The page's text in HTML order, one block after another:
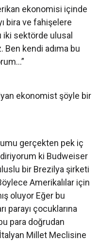
ekonomisi içinde
bira ve fahişelere
iki sektörde ulusal
kendi adıma bu
ekonomist şöyle bir
gerçekten pek iç
ki Budweiser
bir Brezilya şirketi
Amerikalılar için
oluyor Eğer bu
parayı çocuklarına
para doğrudan
Millet Meclisine